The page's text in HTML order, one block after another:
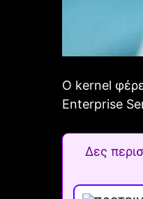
Ο kernel
Enterprise
Δες